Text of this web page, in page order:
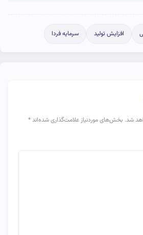
افزایش تولید سرمایه فردا
شد. بخش‌های موردنیاز علامت‌گذاری شده‌اند*